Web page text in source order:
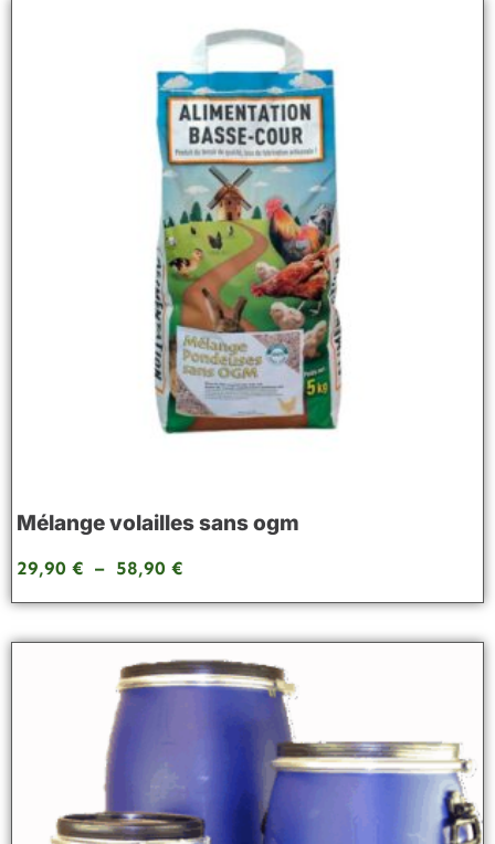
Mélange volailles sans ogm
29,90 € – 58,90 €